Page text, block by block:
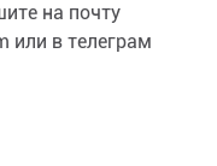
на почту
или в телеграм